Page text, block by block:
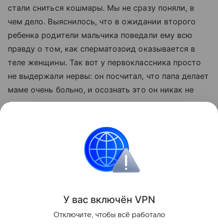
стали сниться кошмары. Мы не сразу поняли, в
чем дело. Выяснилось, что в ожидании второго
ребенка родители мальчика поведали ему всю
правду о том, как сперматозоид оказывается в
теле женщины. Так вот у первоклассника просто
не выдержали нервы: он посчитал, что папа делает
маме очень больно, и осознать это он никак не
мог.
Вообще, по-моему, надо помнить о главном
правиле: всему свое время. Вы же не
рассказываете дошкольнику о способе оплаты
услуг ЖКХ или процедуре банкротства
Поделиться
У вас включён VPN
Отключите, чтобы всё работало